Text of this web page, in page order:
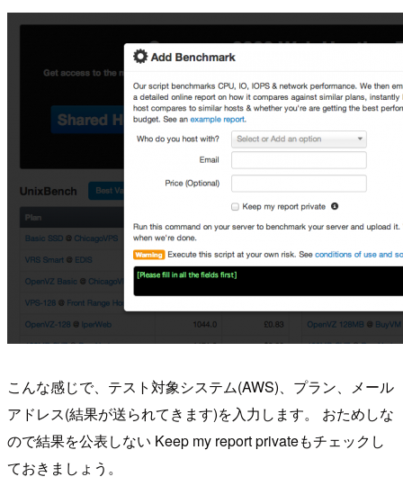
こんな感じで、テスト対象システム(AWS)、プラン、メール
アドレス(結果が送られてきます)を入力します。 おためしな
ので結果を公表しない Keep my report privateもチェックし
ておきましょう。